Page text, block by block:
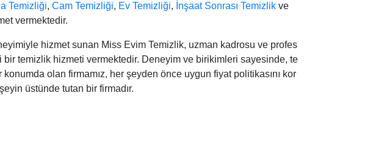
Temizliği, Cam Temizliği, Ev Temizliği, İnşaat Sonrası Temizlik ve
vermektedir.
hizmet sunan Miss Evim Temizlik, uzman kadrosu ve profes
bir temizlik hizmeti vermektedir. Deneyim ve birikimleri sayesinde, te
olan firmamız, her şeyden önce uygun fiyat politikasını kor
üstünde tutan bir firmadır.